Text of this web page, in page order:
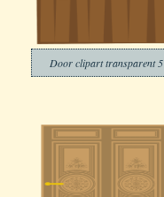
Door clipart transparent 5